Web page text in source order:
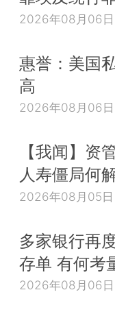
2026年08月06日
惠誉：美国
高
2026年08月06日
【我闻】资
人寿僵局何
2026年08月05日
多家银行再
存单 有何考
2026年08月06日